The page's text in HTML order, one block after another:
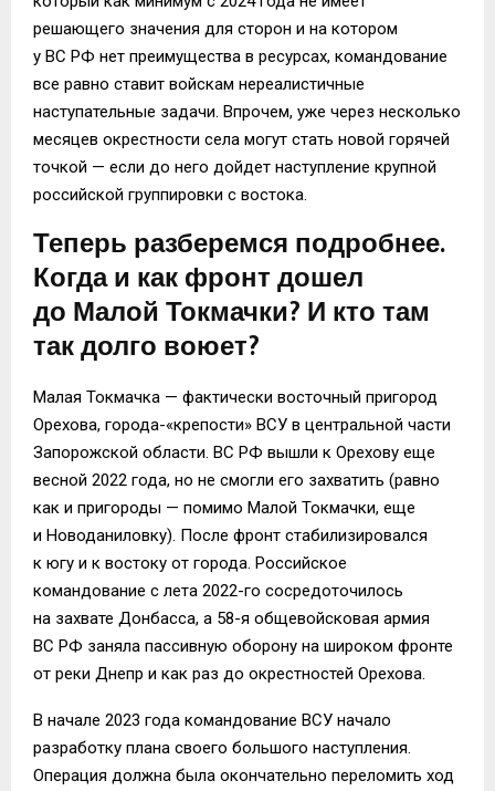
решающего значения для сторон и на котором
у ВС РФ нет преимущества в ресурсах, командование
все равно ставит войскам нереалистичные
наступательные задачи. Впрочем, уже через несколько
месяцев окрестности села могут стать новой горячей
точкой — если до него дойдет наступление крупной
российской группировки с востока.
Теперь разберемся подробнее.
Когда и как фронт дошел
до Малой Токмачки? И кто там
так долго воюет?
Малая Токмачка — фактически восточный пригород
Орехова, города-«крепости» ВСУ в центральной части
Запорожской области. ВС РФ вышли к Орехову еще
весной 2022 года, но не смогли его захватить (равно
как и пригороды — помимо Малой Токмачки, еще
и Новоданиловку). После фронт стабилизировался
к югу и к востоку от города. Российское
командование с лета 2022-го сосредоточилось
на захвате Донбасса, а 58-я общевойсковая армия
ВС РФ заняла пассивную оборону на широком фронте
от реки Днепр и как раз до окрестностей Орехова.
В начале 2023 года командование ВСУ начало
разработку плана своего большого наступления.
Операция должна была окончательно переломить ход